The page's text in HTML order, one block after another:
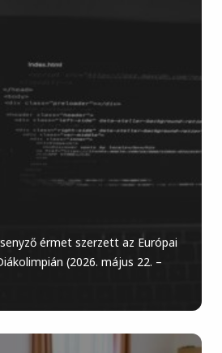
érmet szerzett az Európai
(2026. május 22. –